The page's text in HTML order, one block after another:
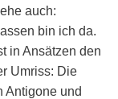
auch:
bin ich da.
in Ansätzen den
Umriss: Die
Antigone und